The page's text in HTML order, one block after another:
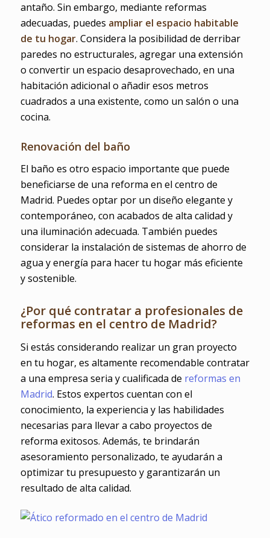
antaño. Sin embargo, mediante reformas
adecuadas, puedes ampliar el espacio habitable
de tu hogar. Considera la posibilidad de derribar
paredes no estructurales, agregar una extensión
o convertir un espacio desaprovechado, en una
habitación adicional o añadir esos metros
cuadrados a una existente, como un salón o una
cocina.
Renovación del baño
El baño es otro espacio importante que puede
beneficiarse de una reforma en el centro de
Madrid. Puedes optar por un diseño elegante y
contemporáneo, con acabados de alta calidad y
una iluminación adecuada. También puedes
considerar la instalación de sistemas de ahorro de
agua y energía para hacer tu hogar más eficiente
y sostenible.
¿Por qué contratar a profesionales de
reformas en el centro de Madrid?
Si estás considerando realizar un gran proyecto
en tu hogar, es altamente recomendable contratar
a una empresa seria y cualificada de reformas en
Madrid. Estos expertos cuentan con el
conocimiento, la experiencia y las habilidades
necesarias para llevar a cabo proyectos de
reforma exitosos. Además, te brindarán
asesoramiento personalizado, te ayudarán a
optimizar tu presupuesto y garantizarán un
resultado de alta calidad.